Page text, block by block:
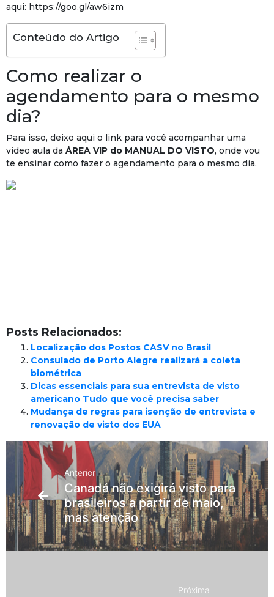
aqui: https://goo.gl/aw6izm
Conteúdo do Artigo
Como realizar o
agendamento para o mesmo
dia?
Para isso, deixo aqui o link para você acompanhar uma
vídeo aula da ÁREA VIP do MANUAL DO VISTO, onde vou
te ensinar como fazer o agendamento para o mesmo dia.
Posts Relacionados:
Localização dos Postos CASV no Brasil
Consulado de Porto Alegre realizará a coleta
biométrica
Dicas essenciais para sua entrevista de visto
americano Tudo que você precisa saber
Mudança de regras para isenção de entrevista e
renovação de visto dos EUA
Anterior
Canadá não exigirá visto para
brasileiros a partir de maio,
mas atenção
Próxima